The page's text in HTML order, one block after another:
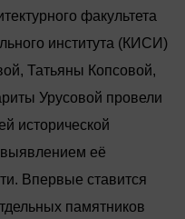
факультета
института (КИСИ)
Татьяны Копсовой,
Урусовой провели
исторической
выявлением её
Впервые ставится
памятников